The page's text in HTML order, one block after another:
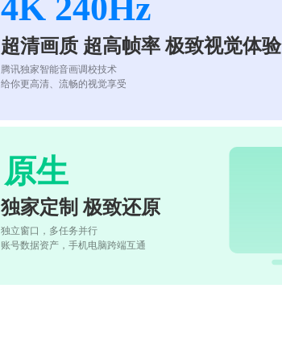
4K 240Hz
超清画质 超高帧率 极致视觉体验
腾讯独家智能音画调校技术
给你更高清、流畅的视觉享受
原生
独家定制 极致还原
独立窗口，多任务并行
账号数据资产，手机电脑跨端互通